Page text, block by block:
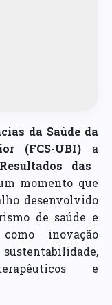
da Saúde da
(FCS-UBI) a
das
momento que
desenvolvido
de saúde e
inovação
e